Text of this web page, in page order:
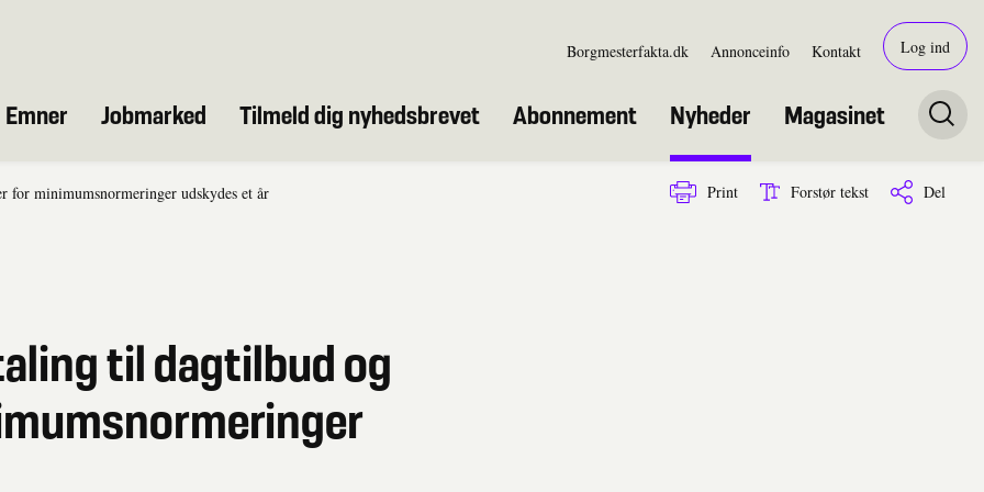
Borgmesterfakta.dk Annonceinfo Kontakt Log ind
Emner Jobmarked Tilmeld dig nyhedsbrevet Abonnement Nyheder Magasinet
minimumsnormeringer udskydes et år Print Forstør tekst Del
til dagtilbud og